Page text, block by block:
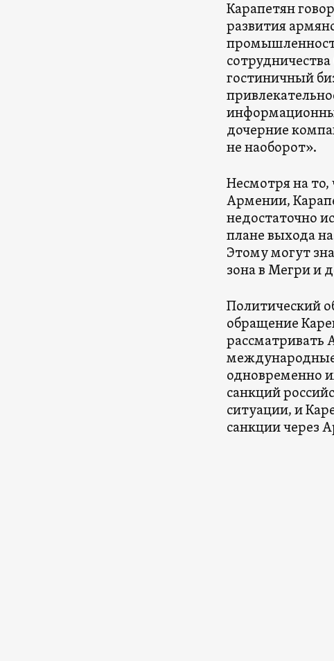
Карапетян
развития
гостиничный
дочерние
не наоборот».
Несмотря на
Армении,
недостаточно
плане выхода
Этому могут
зона в Мегри и
Политический
обращение
рассматривать
одновременно
санкций
ситуации, и
санкции через